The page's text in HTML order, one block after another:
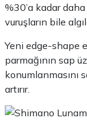
%30’a kadar
vuruşların bile
Yeni edge-shape
parmağının sap
konumlanmasını
artırır.